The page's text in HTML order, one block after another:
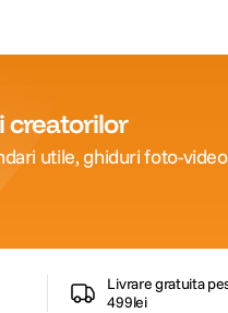
creatorilor
utile, ghiduri foto-
Livrare gratuita
499lei